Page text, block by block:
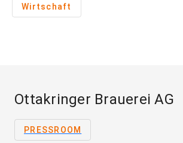
Wirtschaft
Ottakringer Brauerei AG
PRESSROOM